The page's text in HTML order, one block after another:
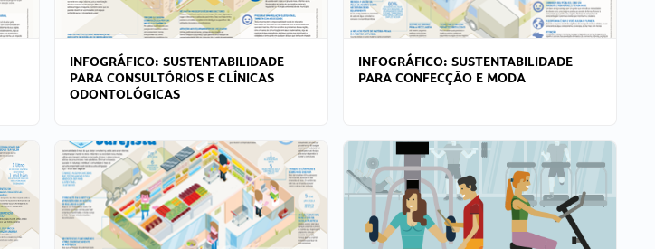
INFOGRÁFICO: SUSTENTABILIDADE
PARA CONSULTÓRIOS E CLÍNICAS
ODONTOLÓGICAS
INFOGRÁFICO: SUSTENTABILIDADE
PARA CONFECÇÃO E MODA